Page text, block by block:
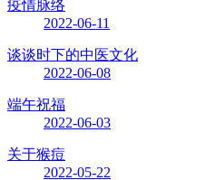
疫情脉络
2022-06-11
谈谈时下的中医文化
2022-06-08
端午祝福
2022-06-03
关于猴痘
2022-05-22